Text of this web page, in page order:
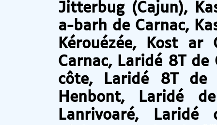
Jitterbug (Cajun),
a-barh de Carnac,
Kérouézée, Kost ar
Carnac, Laridé 8T
côte, Laridé 8T de
Henbont, Laridé
Lanrivoaré, Laridé